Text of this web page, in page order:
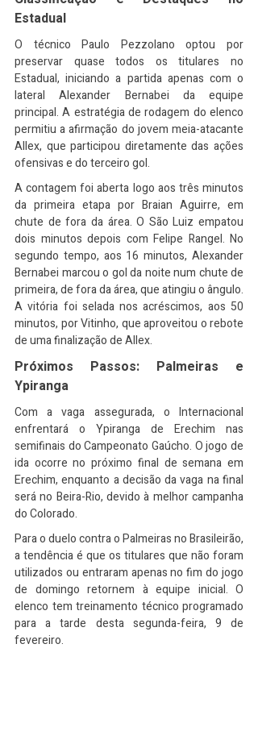
Estadual
O técnico Paulo Pezzolano optou por
preservar quase todos os titulares no
Estadual, iniciando a partida apenas com o
lateral Alexander Bernabei da equipe
principal. A estratégia de rodagem do elenco
permitiu a afirmação do jovem meia-atacante
Allex, que participou diretamente das ações
ofensivas e do terceiro gol.
A contagem foi aberta logo aos três minutos
da primeira etapa por Braian Aguirre, em
chute de fora da área. O São Luiz empatou
dois minutos depois com Felipe Rangel. No
segundo tempo, aos 16 minutos, Alexander
Bernabei marcou o gol da noite num chute de
primeira, de fora da área, que atingiu o ângulo.
A vitória foi selada nos acréscimos, aos 50
minutos, por Vitinho, que aproveitou o rebote
de uma finalização de Allex.
Próximos Passos: Palmeiras e
Ypiranga
Com a vaga assegurada, o Internacional
enfrentará o Ypiranga de Erechim nas
semifinais do Campeonato Gaúcho. O jogo de
ida ocorre no próximo final de semana em
Erechim, enquanto a decisão da vaga na final
será no Beira-Rio, devido à melhor campanha
do Colorado.
Para o duelo contra o Palmeiras no Brasileirão,
a tendência é que os titulares que não foram
utilizados ou entraram apenas no fim do jogo
de domingo retornem à equipe inicial. O
elenco tem treinamento técnico programado
para a tarde desta segunda-feira, 9 de
fevereiro.